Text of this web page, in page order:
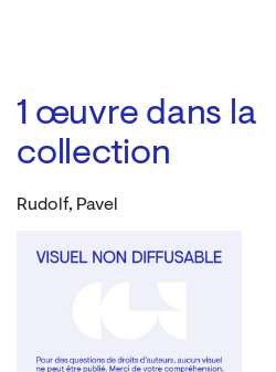
1 œuvre dans la
collection
Rudolf, Pavel